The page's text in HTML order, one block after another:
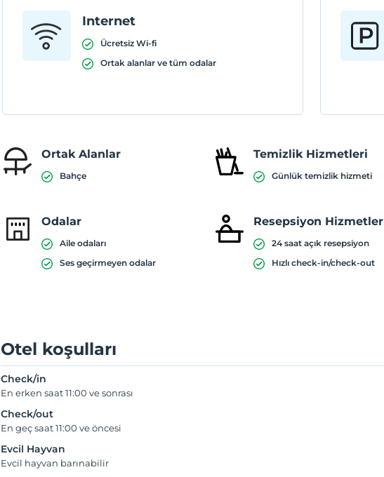
Internet
Ücretsiz Wi-fi
Ortak alanlar ve tüm odalar
Ortak Alanlar
Bahçe
Temizlik Hizmetleri
Günlük temizlik hizmeti
Odalar
Aile odaları
Ses geçirmeyen odalar
Resepsiyon
24 saat açık resepsiyon
Hızlı check-in/check-out
Otel koşulları
Check/in
En erken saat 11:00 ve sonrası
Check/out
En geç saat 11:00 ve öncesi
Evcil Hayvan
Evcil hayvan barınabilir